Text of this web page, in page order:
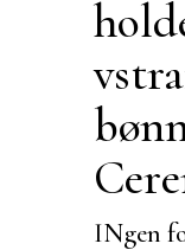
INgen